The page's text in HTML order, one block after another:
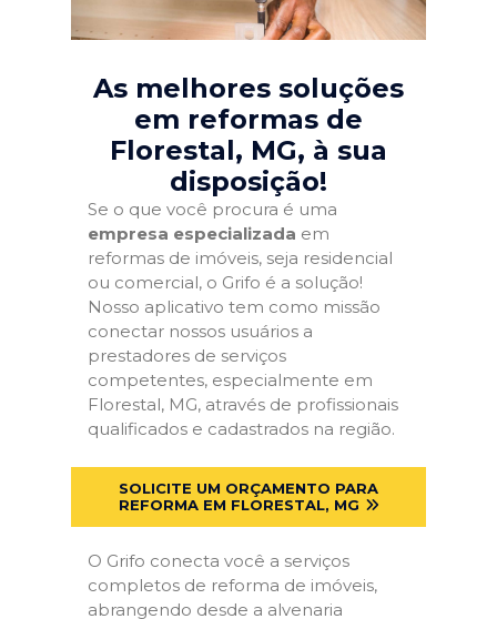
As melhores soluções
em reformas de
Florestal, MG, à sua
disposição!
Se o que você procura é uma
empresa especializada em
reformas de imóveis, seja residencial
ou comercial, o Grifo é a solução!
Nosso aplicativo tem como missão
conectar nossos usuários a
prestadores de serviços
competentes, especialmente em
Florestal, MG, através de profissionais
qualificados e cadastrados na região.
SOLICITE UM ORÇAMENTO PARA
REFORMA EM FLORESTAL, MG
O Grifo conecta você a serviços
completos de reforma de imóveis,
abrangendo desde a alvenaria